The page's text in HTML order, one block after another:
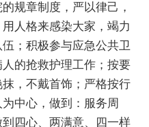
规章制度，严以律己，
人格来感染大家，竭力
；积极参与应急公共卫
的抢救护理工作；按要
，不戴首饰；严格按行
中心，做到：服务周
四心、两满意、四一样